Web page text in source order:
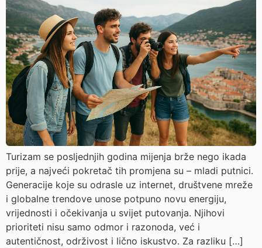
Turizam se posljednjih godina mijenja brže nego ikada
prije, a najveći pokretač tih promjena su – mladi putnici.
Generacije koje su odrasle uz internet, društvene mreže
i globalne trendove unose potpuno novu energiju,
vrijednosti i očekivanja u svijet putovanja. Njihovi
prioriteti nisu samo odmor i razonoda, već i
autentičnost, održivost i lično iskustvo. Za razliku […]